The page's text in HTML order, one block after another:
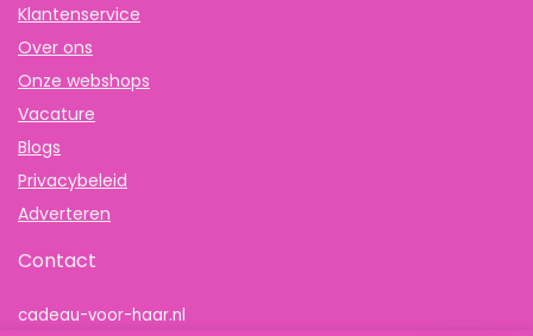
Klantenservice
Over ons
Onze webshops
Vacature
Blogs
Privacybeleid
Adverteren
Contact
cadeau-voor-haar.nl